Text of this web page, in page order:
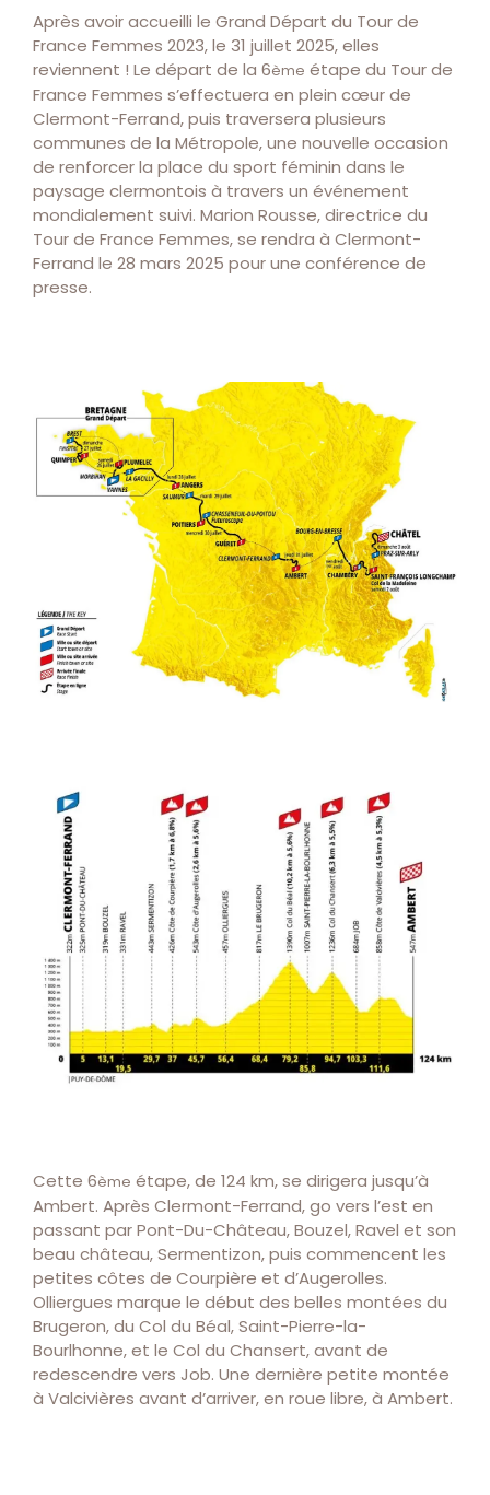
Après avoir accueilli le Grand Départ du Tour de
France Femmes 2023, le 31 juillet 2025, elles
reviennent ! Le départ de la 6ème étape du Tour de
France Femmes s’effectuera en plein cœur de
Clermont-Ferrand, puis traversera plusieurs
communes de la Métropole, une nouvelle occasion
de renforcer la place du sport féminin dans le
paysage clermontois à travers un événement
mondialement suivi. Marion Rousse, directrice du
Tour de France Femmes, se rendra à Clermont-
Ferrand le 28 mars 2025 pour une conférence de
presse.
Cette 6ème étape, de 124 km, se dirigera jusqu’à
Ambert. Après Clermont-Ferrand, go vers l’est en
passant par Pont-Du-Château, Bouzel, Ravel et son
beau château, Sermentizon, puis commencent les
petites côtes de Courpière et d’Augerolles.
Olliergues marque le début des belles montées du
Brugeron, du Col du Béal, Saint-Pierre-la-
Bourlhonne, et le Col du Chansert, avant de
redescendre vers Job. Une dernière petite montée
à Valcivières avant d’arriver, en roue libre, à Ambert.